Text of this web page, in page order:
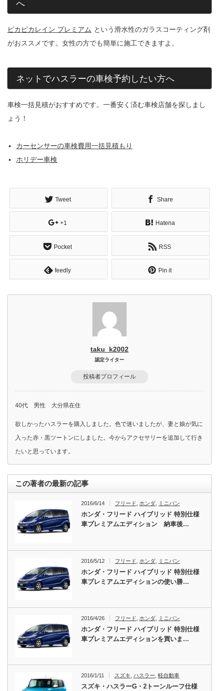
へ
ピカピカレイン プレミアム という滑水性のガラスコーティング剤
がおススメです。女性の方でも簡単に施工できますよ。
ネットでハスラーの車検予約したい方へ
車検一括見積がおすすめです。一番安く済む車検店舗を探しまし
ょう！
カーセンサーの車検費用一括見積もり
ホリデー車検
Tweet Share
+1 Hatena
Pocket RSS
feedly Pin it
taku_k2002
認定ライター
投稿者プロフィール
40代 男性 大分県在住
欲しかったハスラーを購入しました。色で迷いましたが、妻と娘が気に
入った赤・黒ツートンにしました。今からアクセサリーを追加して行き
たいと思っています。
この著者の最新の記事
2016/6/14 フリード ホンダ ミニバン
ホンダ・フリード ハイブリッド 特別仕様
車プレミアムエディション 納車後…
2016/5/12 フリード ホンダ ミニバン
ホンダ・フリード ハイブリッド 特別仕様
車プレミアムエディションの使い勝…
2016/4/26 フリード ホンダ ミニバン
ホンダ・フリード ハイブリッド 特別仕様
車プレミアムエディションを買いま…
2016/1/11 スズキ,ハスラー,軽自動車
スズキ・ハスラーG・2トーンルーフ仕様